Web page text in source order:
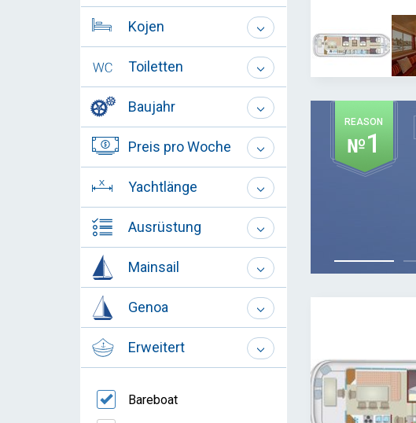
Kojen
Toiletten
Baujahr
Preis pro Woche
Yachtlänge
Ausrüstung
Mainsail
Genoa
Erweitert
Bareboat
REASON
№1